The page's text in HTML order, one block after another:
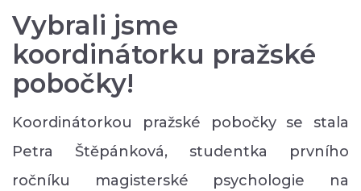
Vybrali jsme
koordinátorku pražské
pobočky!
Koordinátorkou pražské pobočky se stala
Petra Štěpánková, studentka prvního
ročníku magisterské psychologie na